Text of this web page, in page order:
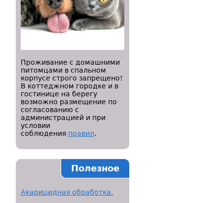
Проживание с домашними
питомцами в спальном
корпусе строго запрещено!
В коттеджном городке и в
гостинице на берегу
возможно размещение по
согласованию с
администрацией и при
условии
соблюдения правил.
Полезное
Акарицидная обработка.